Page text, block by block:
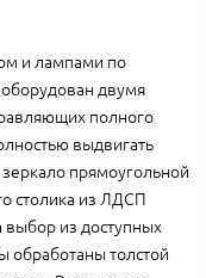
и лампами по
двумя
полного
выдвигать
прямоугольной
столика из ЛДСП
из доступных
обработаны толстой